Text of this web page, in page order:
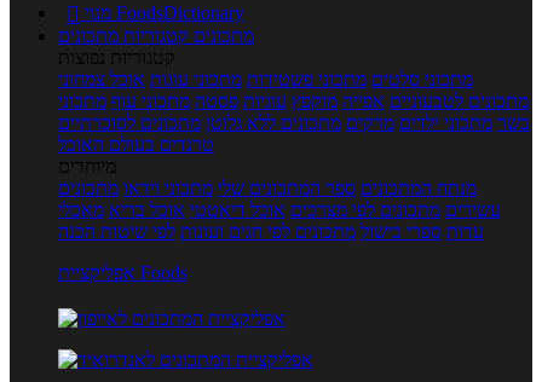

מנוי FoodsDictionary
מתכונים קטגוריות מתכונים
קטגוריות נפוצות
מתכוני סלטים מתכוני פשטידות מתכוני עוגות אוכל צמחוני
מתכונים לטבעוניים אפייה מוקפץ עוגיות פסטה מתכוני עוף מתכוני
בשר מתכוני ילדים מרקים מתכונים ללא גלוטן מתכונים לסוכרתיים
טרנדים בעולם האוכל
מיוחדים
מנתח המתכונים ספר המתכונים שלי מתכוני וידאו מתכונים
עשירים מתכונים לפי מצרכים אוכל דיאטטי אוכל בריא מאכלי
עדות ספרי בישול מתכונים לפי חגים ועונות לפי שיטות הכנה
אפליקציית Foods